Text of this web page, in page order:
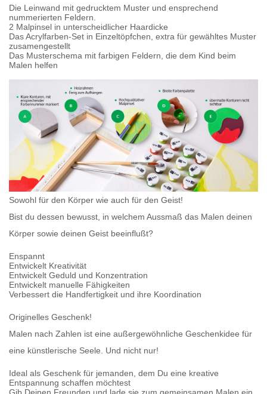
Die Leinwand mit gedrucktem Muster und ensprechend
nummerierten Feldern.
2 Malpinsel in unterscheidlicher Haardicke
Das Acrylfarben-Set in Einzeltöpfchen, extra für gewähltes Muster
zusamengestellt
Das Musterschema mit farbigen Feldern, die dem Kind beim
Malen helfen
Sowohl für den Körper wie auch für den Geist!
Bist du dessen bewusst, in welchem Aussmaß das Malen deinen
Körper sowie deinen Geist beeinflußt?
Enspannt
Entwickelt Kreativität
Entwickelt Geduld und Konzentration
Entwickelt manuelle Fähigkeiten
Verbessert die Handfertigkeit und ihre Koordination
Originelles Geschenk!
Malen nach Zahlen ist eine außergewöhnliche Geschenkidee für
eine künstlerische Seele. Und nicht nur!
Ideal als Geschenk für jemanden, dem Du eine kreative
Entspannung schaffen möchtest